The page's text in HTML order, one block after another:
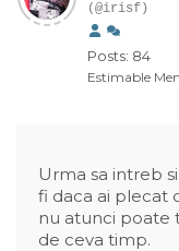
(@irisf)
Posts: 84
Estimable
Urma sa intreb
fi daca ai plecat
nu atunci poate
de ceva timp.